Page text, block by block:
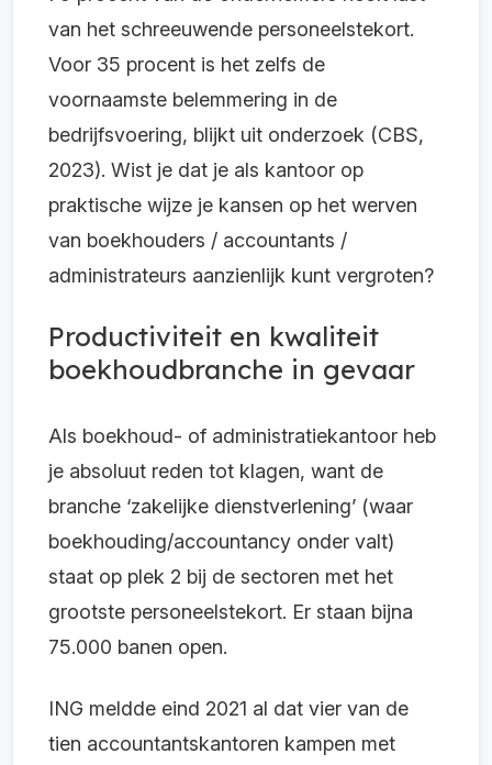
van het schreeuwende personeelstekort.
Voor 35 procent is het zelfs de
voornaamste belemmering in de
bedrijfsvoering, blijkt uit onderzoek (CBS,
2023). Wist je dat je als kantoor op
praktische wijze je kansen op het werven
van boekhouders / accountants /
administrateurs aanzienlijk kunt vergroten?
Productiviteit en kwaliteit
boekhoudbranche in gevaar
Als boekhoud- of administratiekantoor heb
je absoluut reden tot klagen, want de
branche ‘zakelijke dienstverlening’ (waar
boekhouding/accountancy onder valt)
staat op plek 2 bij de sectoren met het
grootste personeelstekort. Er staan bijna
75.000 banen open.
ING meldde eind 2021 al dat vier van de
tien accountantskantoren kampen met